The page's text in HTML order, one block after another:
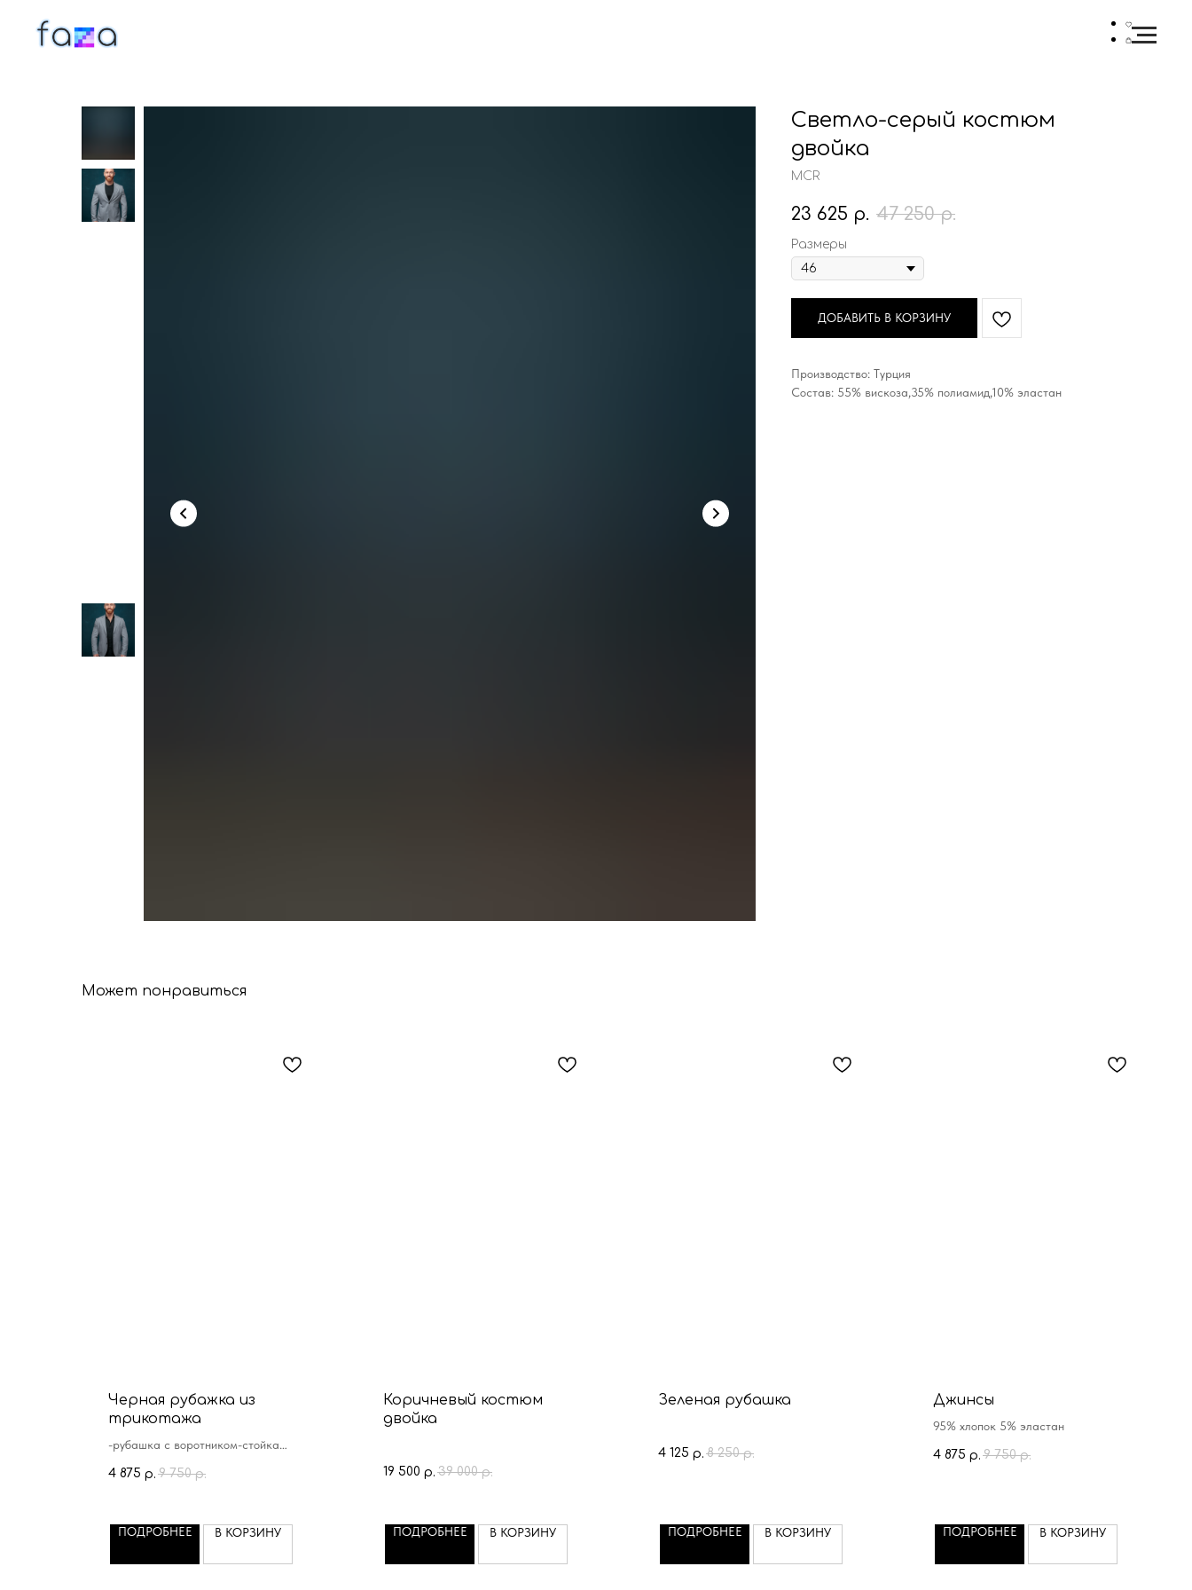
Светло-серый костюм
двойка
MCR
23 625 р. 47 250 р.
Размеры
ДОБАВИТЬ В КОРЗИНУ
Производство: Турция
Состав: 55% вискоза,35% полиамид,10% эластан
Может понравиться
Черная рубажка из
трикотажа
-рубашка с воротником-стойка
густой бороды,
стиля в одежде
4 875 р. 9 750 р.
ПОДРОБНЕЕ В КОРЗИНУ
Коричневый костюм
двойка
19 500 р. 39 000 р.
ПОДРОБНЕЕ В КОРЗИНУ
Зеленая рубашка
4 125 р. 8 250 р.
ПОДРОБНЕЕ В КОРЗИНУ
Джинсы
95% хлопок 5% эластан
4 875 р. 9 750 р.
ПОДРОБНЕЕ В КОРЗИНУ